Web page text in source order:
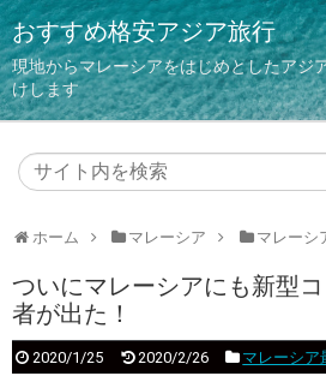
おすすめ格安アジア旅行
現地からマレーシアをはじめとしたアジ
けします
ホーム マレーシア マレーシ
ついにマレーシアにも新型
者が出た！
2020/1/25 2020/2/26 マレーシア